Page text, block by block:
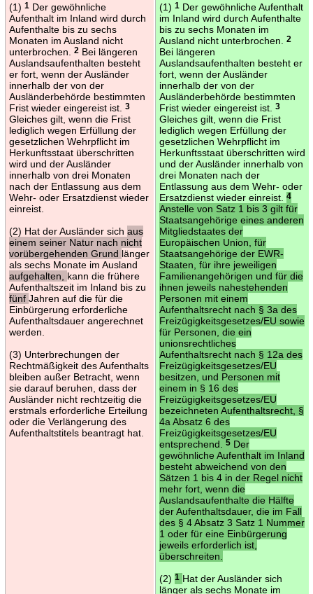
(1) 1Der gewöhnliche
Aufenthalt im Inland wird durch
Aufenthalte bis zu sechs
Monaten im Ausland nicht
unterbrochen.
2Bei längeren
Auslandsaufenthalten besteht
er fort, wenn der Ausländer
innerhalb der von der
Ausländerbehörde bestimmten
Frist wieder eingereist ist.
3
Gleiches gilt, wenn die Frist
lediglich wegen Erfüllung der
gesetzlichen Wehrpflicht im
Herkunftsstaat überschritten
wird und der Ausländer
innerhalb von drei Monaten
nach der Entlassung aus dem
Wehr- oder Ersatzdienst wieder
einreist.
(2) Hat der Ausländer sich aus
einem seiner Natur nach nicht
vorübergehenden Grund länger
als sechs Monate im Ausland
aufgehalten, kann die frühere
Aufenthaltszeit im Inland bis zu
fünf Jahren auf die für die
Einbürgerung erforderliche
Aufenthaltsdauer angerechnet
werden.
(3) Unterbrechungen der
Rechtmäßigkeit des Aufenthalts
bleiben außer Betracht, wenn
sie darauf beruhen, dass der
Ausländer nicht rechtzeitig die
erstmals erforderliche Erteilung
oder die Verlängerung des
Aufenthaltstitels beantragt hat.
(1) 1Der gewöhnliche Aufenthalt
im Inland wird durch Aufenthalte
bis zu sechs Monaten im
Ausland nicht unterbrochen.
2
Bei längeren
Auslandsaufenthalten besteht er
fort, wenn der Ausländer
innerhalb der von der
Ausländerbehörde bestimmten
Frist wieder eingereist ist.
3
Gleiches gilt, wenn die Frist
lediglich wegen Erfüllung der
gesetzlichen Wehrpflicht im
Herkunftsstaat überschritten wird
und der Ausländer innerhalb von
drei Monaten nach der
Entlassung aus dem Wehr- oder
Ersatzdienst wieder einreist.
4
Anstelle von Satz 1 bis 3 gilt für
Staatsangehörige eines anderen
Mitgliedstaates der
Europäischen Union, für
Staatsangehörige der EWR-
Staaten, für ihre jeweiligen
Familienangehörigen und für die
ihnen jeweils nahestehenden
Personen mit einem
Aufenthaltsrecht nach § 3a des
Freizügigkeitsgesetzes/EU sowie
für Personen, die ein
unionsrechtliches
Aufenthaltsrecht nach § 12a des
Freizügigkeitsgesetzes/EU
besitzen, und Personen mit
einem in § 16 des
Freizügigkeitsgesetzes/EU
bezeichneten Aufenthaltsrecht, §
4a Absatz 6 des
Freizügigkeitsgesetzes/EU
entsprechend.
5Der
gewöhnliche Aufenthalt im Inland
besteht abweichend von den
Sätzen 1 bis 4 in der Regel nicht
mehr fort, wenn die
Auslandsaufenthalte die Hälfte
der Aufenthaltsdauer, die im Fall
des § 4 Absatz 3 Satz 1 Nummer
1 oder für eine Einbürgerung
jeweils erforderlich ist,
überschreiten.
(2) 1 Hat der Ausländer sich
länger als sechs Monate im